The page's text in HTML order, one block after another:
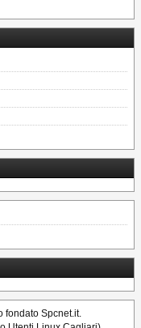
fondato Spcnet.it.